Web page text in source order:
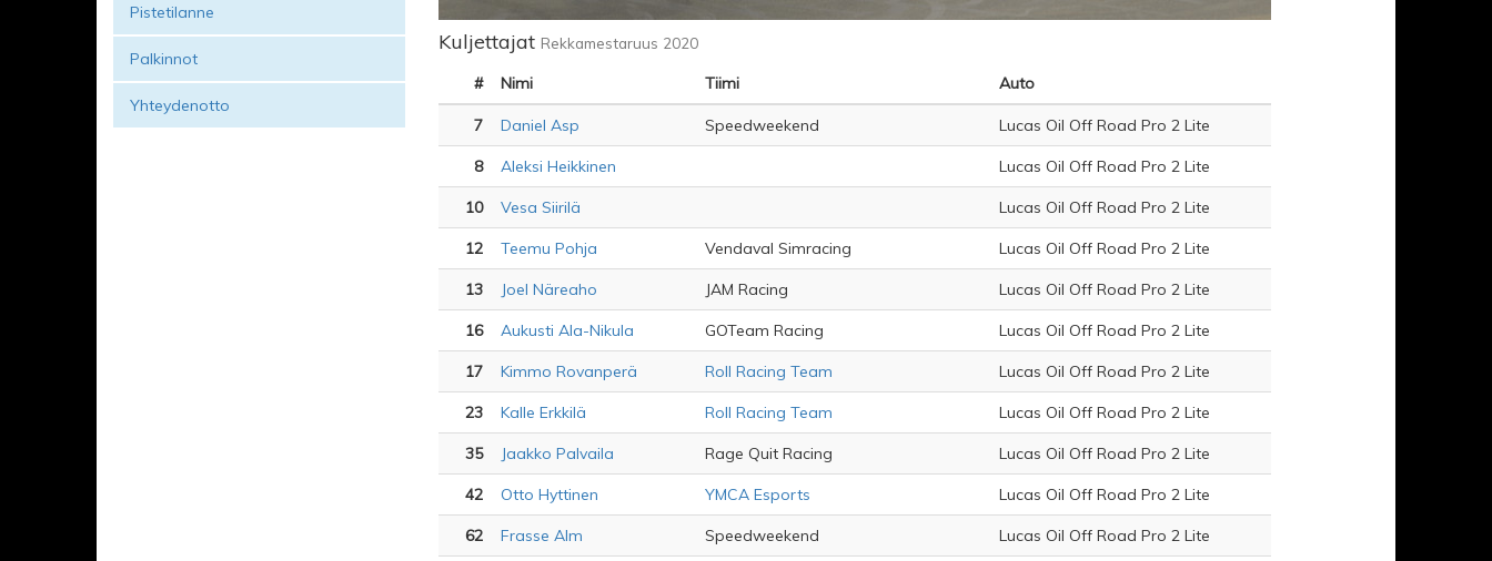
Pistetilanne
Palkinnot
Yhteydenotto
Kuljettajat Rekkamestaruus 2020
# Nimi Tiimi Auto
7 Daniel Asp Speedweekend Lucas Oil Off Road Pro 2 Lite
8 Aleksi Heikkinen Lucas Oil Off Road Pro 2 Lite
10 Vesa Siirilä Lucas Oil Off Road Pro 2 Lite
12 Teemu Pohja Vendaval Simracing Lucas Oil Off Road Pro 2 Lite
13 Joel Näreaho JAM Racing Lucas Oil Off Road Pro 2 Lite
16 Aukusti Ala-Nikula GOTeam Racing Lucas Oil Off Road Pro 2 Lite
17 Kimmo Rovanperä Roll Racing Team Lucas Oil Off Road Pro 2 Lite
23 Kalle Erkkilä Roll Racing Team Lucas Oil Off Road Pro 2 Lite
35 Jaakko Palvaila Rage Quit Racing Lucas Oil Off Road Pro 2 Lite
42 Otto Hyttinen YMCA Esports Lucas Oil Off Road Pro 2 Lite
62 Frasse Alm Speedweekend Lucas Oil Off Road Pro 2 Lite